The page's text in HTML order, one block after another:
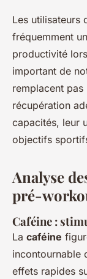
Les utilisateurs
fréquemment
productivité
important de
remplacent
récupération
capacités, leur
objectifs
Analyse
pré-
Caféine :
La caféine
incontournable
effets rapides